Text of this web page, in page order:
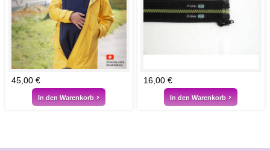
45,00 €
In den Warenkorb
16,00 €
In den Warenkorb